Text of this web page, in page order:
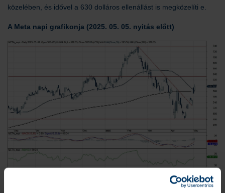
közelében, és idővel a 630 dolláros ellenállást is megközelíti e.
A Meta napi grafikonja (2025. 05. 05. nyitás előtt)
Nem fogadták jól az Apple bejelentéseit